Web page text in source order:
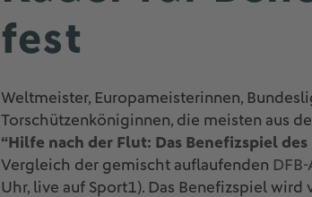
fest
Weltmeister, Europameisterinnen,
Torschützenköniginnen, die meisten aus
“Hilfe nach der Flut: Das Benefizspiel des
Vergleich der gemischt auflaufenden
Uhr, live auf Sport1). Das Benefizspiel